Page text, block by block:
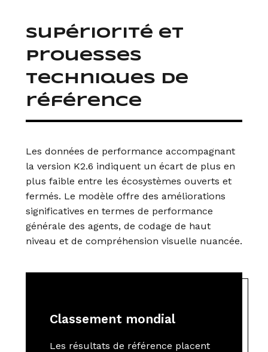
Supériorité et
prouesses
techniques de
référence
Les données de performance accompagnant
la version K2.6 indiquent un écart de plus en
plus faible entre les écosystèmes ouverts et
fermés. Le modèle offre des améliorations
significatives en termes de performance
générale des agents, de codage de haut
niveau et de compréhension visuelle nuancée.
Classement mondial
Les résultats de référence placent